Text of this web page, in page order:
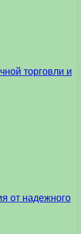
торговли и
от надежного